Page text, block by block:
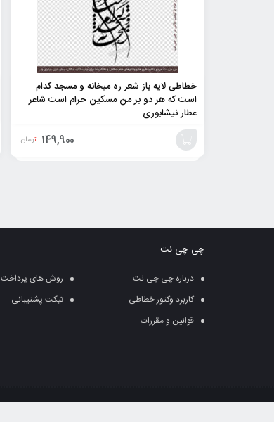
خطاطی لایه باز شعر ره میخانه و مسجد کدام
است که هر دو بر من مسکین حرام است شاعر
عطار نیشابوری
149,900 تومان
چی چی نت
درباره چی چی نت
روش های پرداخت
کاربرد وکتور خطاطی
تیکت پشتیبانی
قوانین و مقررات